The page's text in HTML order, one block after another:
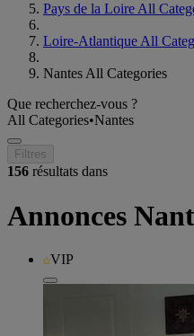
Pays de la Loire All
Loire-Atlantique All
Nantes All Categories
Que recherchez-vous ?
All Categories•Nantes
Filtres
156 résultats dans
Annonces
VIP